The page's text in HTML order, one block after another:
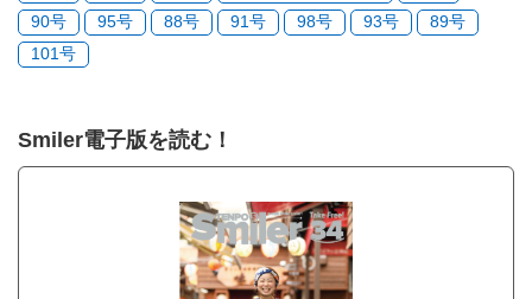
90号
95号 88号 91号 98号 93号
89号
101号
Smiler電子版を読む！